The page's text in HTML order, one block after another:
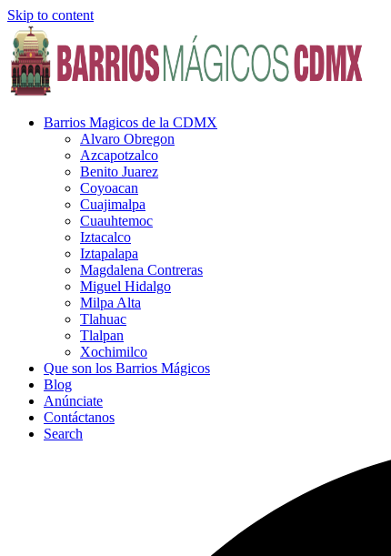
Skip to content
Barrios Magicos de la CDMX
Alvaro Obregon
Azcapotzalco
Benito Juarez
Coyoacan
Cuajimalpa
Cuauhtemoc
Iztacalco
Iztapalapa
Magdalena Contreras
Miguel Hidalgo
Milpa Alta
Tlahuac
Tlalpan
Xochimilco
Que son los Barrios Mágicos
Blog
Anúnciate
Contáctanos
Search